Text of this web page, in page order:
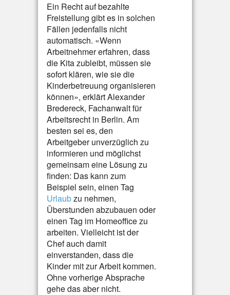
Ein Recht auf bezahlte
Freistellung gibt es in solchen
Fällen jedenfalls nicht
automatisch. «Wenn
Arbeitnehmer erfahren, dass
die Kita zubleibt, müssen sie
sofort klären, wie sie die
Kinderbetreuung organisieren
können», erklärt Alexander
Bredereck, Fachanwalt für
Arbeitsrecht in Berlin. Am
besten sei es, den
Arbeitgeber unverzüglich zu
informieren und möglichst
gemeinsam eine Lösung zu
finden: Das kann zum
Beispiel sein, einen Tag
Urlaubzu nehmen,
Überstunden abzubauen oder
einen Tag im Homeoffice zu
arbeiten. Vielleicht ist der
Chef auch damit
einverstanden, dass die
Kinder mit zur Arbeit kommen.
Ohne vorherige Absprache
gehe das aber nicht.